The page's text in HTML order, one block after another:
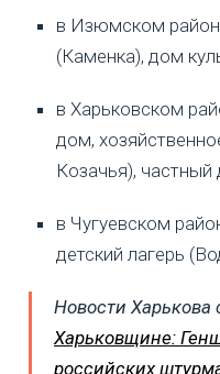
в Изюмском
(Каменка), дом
в Харьковском
дом,
Козачья),
в Чугуевском
детский лагерь
Новости Харькова
Харьковщине:
российских